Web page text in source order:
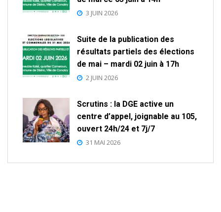
3 JUIN 2026
Suite de la publication des
résultats partiels des élections
de mai – mardi 02 juin à 17h
2 JUIN 2026
Scrutins : la DGE active un
centre d’appel, joignable au 105,
ouvert 24h/24 et 7j/7
31 MAI 2026